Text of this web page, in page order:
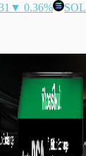
▼ 0.36% SOL